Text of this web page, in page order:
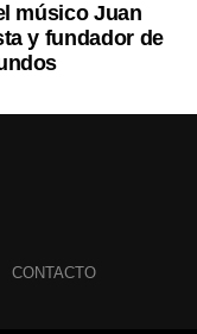
músico Juan
y fundador de
CONTACTO